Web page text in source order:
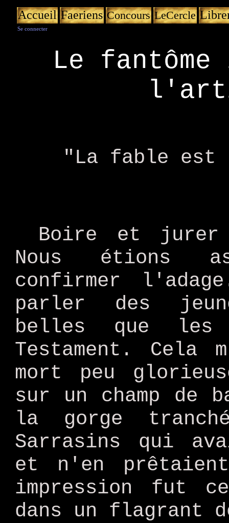
Accueil Faeriens Concours LeCercle
Se connecter
Le
"La fable est
Boire et jurer
Nous étions
confirmer
parler des
belles que
Testament.
mort peu
sur un champ de
la gorge
Sarrasins qui
et n'en prêtaient
impression fut
dans un flagrant